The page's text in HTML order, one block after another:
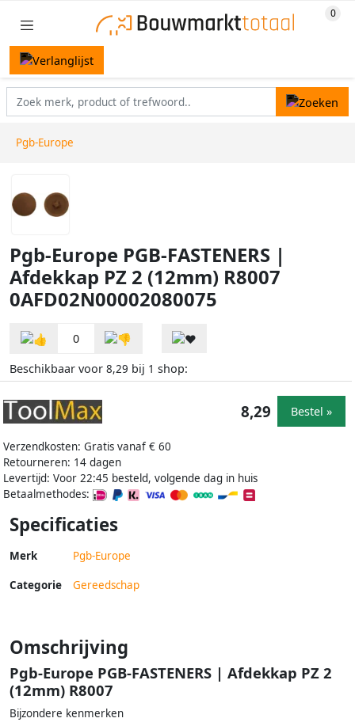
Pgb-Europe
Pgb-Europe PGB-FASTENERS |
Afdekkap PZ 2 (12mm) R8007
0AFD02N00002080075
0
Beschikbaar voor 8,29 bij 1 shop:
Verzendkosten: Gratis vanaf € 60
Retourneren: 14 dagen
Levertijd: Voor 22:45 besteld, volgende dag in huis
Betaalmethodes:
8,29 Bestel »
Specificaties
Merk Pgb-Europe
Categorie Gereedschap
Omschrijving
Pgb-Europe PGB-FASTENERS | Afdekkap PZ 2
(12mm) R8007
Bijzondere kenmerken